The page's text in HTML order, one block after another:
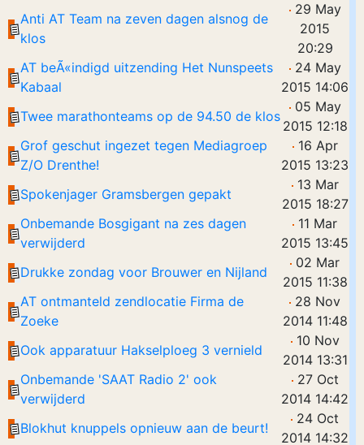
Anti AT Team na zeven dagen alsnog de
klos
29 May
2015
20:29
AT beÃ«indigd uitzending Het Nunspeets
Kabaal
24 May
2015 14:06
Twee marathonteams op de 94.50 de klos
05 May
2015 12:18
Grof geschut ingezet tegen Mediagroep
Z/O Drenthe!
16 Apr
2015 13:23
Spokenjager Gramsbergen gepakt
13 Mar
2015 18:27
Onbemande Bosgigant na zes dagen
verwijderd
11 Mar
2015 13:45
Drukke zondag voor Brouwer en Nijland
02 Mar
2015 11:38
AT ontmanteld zendlocatie Firma de
Zoeke
28 Nov
2014 11:48
Ook apparatuur Hakselploeg 3 vernield
10 Nov
2014 13:31
Onbemande 'SAAT Radio 2' ook
verwijderd
27 Oct
2014 14:42
Blokhut knuppels opnieuw aan de beurt!
24 Oct
2014 14:32